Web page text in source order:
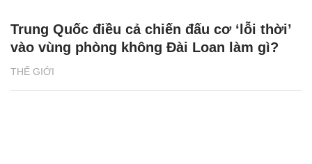
THẾ GIỚI
Trung Quốc điều cả chiến đấu cơ ‘lỗi thời’
vào vùng phòng không Đài Loan làm gì?